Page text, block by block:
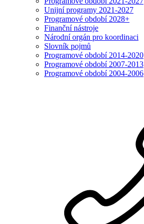
Unijní programy 2021-2027
Programové období 2028+
Finanční nástroje
Národní orgán pro koordinaci
Slovník pojmů
Programové období 2014-2020
Programové období 2007-2013
Programové období 2004-2006